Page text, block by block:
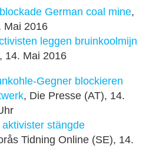
German coal mine,
Mai 2016
leggen bruinkoolmijn
14. Mai 2016
Gegner blockieren
, Die Presse (AT), 14.
stängde
Tidning Online (SE), 14.